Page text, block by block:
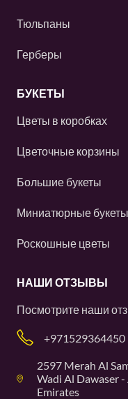
Тюльпаны
Герберы
БУКЕТЫ
Цветы в коробках
Цветочные корзины
Большие букеты
Миниатюрные букеты
Роскошные цветы
НАШИ ОТЗЫВЫ
Посмотрите наши
+971529364450
2597 Merah Al
Wadi Al Dawaser
Emirates